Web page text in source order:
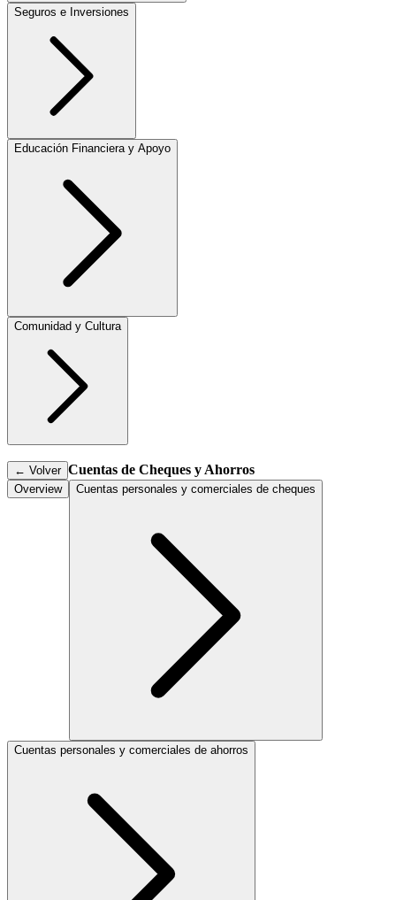
Seguros e Inversiones
Educación Financiera y Apoyo
Comunidad y Cultura
← Volver Cuentas de Cheques y Ahorros
Overview Cuentas personales y comerciales de cheques
Cuentas personales y comerciales de ahorros